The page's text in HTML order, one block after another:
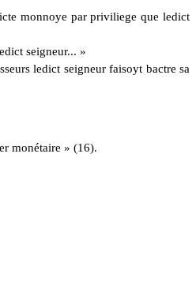
monnoye par priviliege que ledict
seigneur... »
ledict seigneur faisoyt bactre sa
monétaire » (16).